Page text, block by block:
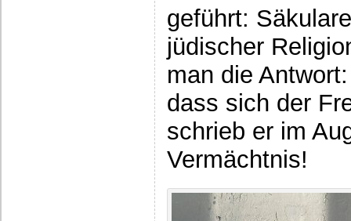
geführt:
jüdischer
man die
dass sich der
schrieb er im
Vermächtnis!